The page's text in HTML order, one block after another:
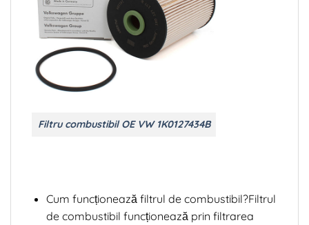
Filtru combustibil OE VW 1K0127434B
Cum funcționează filtrul de combustibil?Filtrul
de combustibil funcționează prin filtrarea